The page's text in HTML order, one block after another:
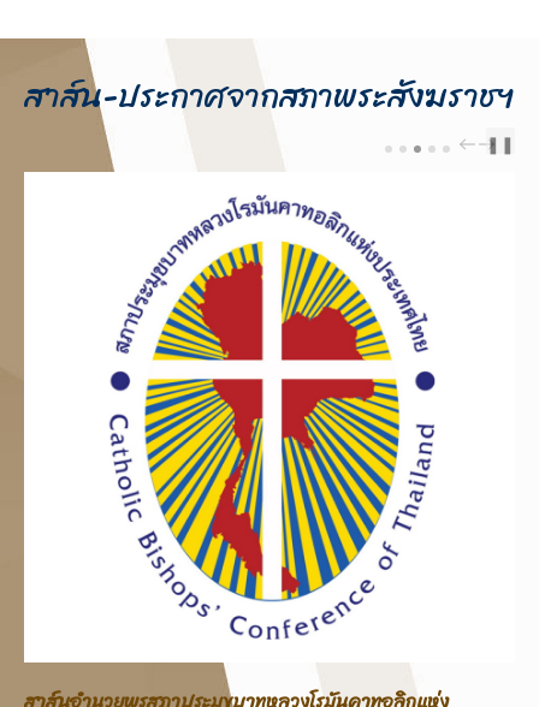
สาส์น-ประกาศจากสภาพระสังฆราชฯ
PREVNEXT
❚❚